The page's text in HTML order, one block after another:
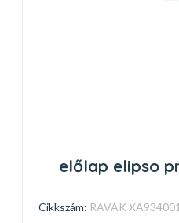
előlap elipso
Cikkszám: RAVAK